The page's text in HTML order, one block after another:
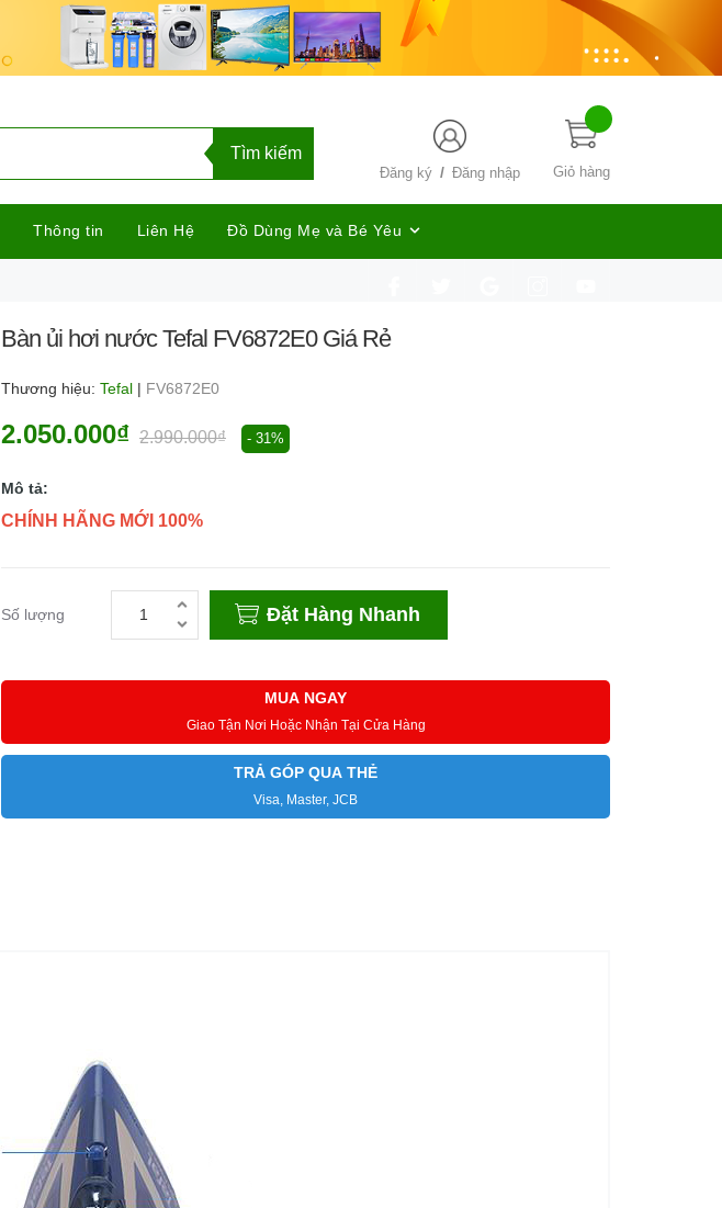
Giỏ hàng
Đăng ký / Đăng nhập
Tìm kiếm
Thông tin Liên Hệ Đồ Dùng Mẹ và Bé Yêu
Bàn ủi hơi nước Tefal FV6872E0 Giá Rẻ
Thương hiệu: Tefal | FV6872E0
2.050.000₫ 2.990.000₫ - 31%
Mô tả:
CHÍNH HÃNG MỚI 100%
Số lượng Đặt Hàng Nhanh
MUA NGAY
Giao Tận Nơi Hoặc Nhận Tại Cửa Hàng
TRẢ GÓP QUA THẺ
Visa, Master, JCB